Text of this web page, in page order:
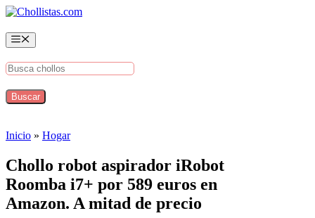
Saltar
contenido
Menú
Inicio » Hogar
Chollo robot aspirador iRobot
Roomba i7+ por 589 euros en
Amazon. A mitad de precio